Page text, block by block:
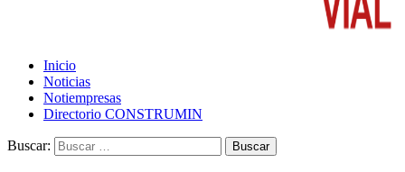
Inicio
Noticias
Notiempresas
Directorio CONSTRUMIN
Buscar: